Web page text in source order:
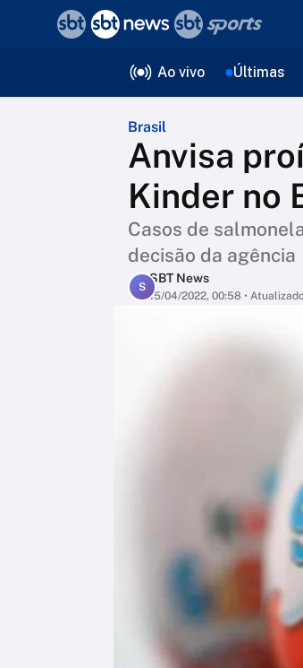
Ao vivo Últimas
Brasil
Anvisa
Kinder no
Casos de
decisão da agência
S
SBT News
15/04/2022, 00:58 •
voltar
Editorias